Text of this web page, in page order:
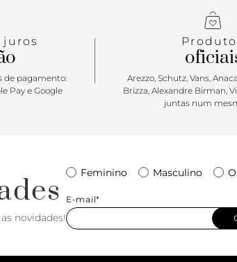
juros
de pagamento:
Pay e Google
Arezzo, Schutz, Vans,
Brizza, Alexandre Birman,
juntas num
novidades!
Feminino Masculino
E-mail*